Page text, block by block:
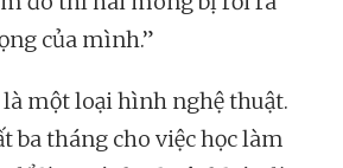
của mình.”
một loại hình nghệ thuật.
ba tháng cho việc học làm